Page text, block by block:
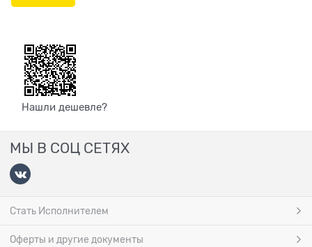
Нашли дешевле?
МЫ В СОЦ СЕТЯХ
Стать Исполнителем
Оферты и другие документы